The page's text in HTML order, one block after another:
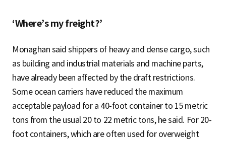
‘Where’s my freight?’
Monaghan said shippers of heavy and dense cargo, such
as building and industrial materials and machine parts,
have already been affected by the draft restrictions.
Some ocean carriers have reduced the maximum
acceptable payload for a 40-foot container to 15 metric
tons from the usual 20 to 22 metric tons, he said. For 20-
foot containers, which are often used for overweight